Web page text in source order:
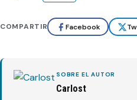
COMPARTIR Facebook
SOBRE EL AUTOR
Carlost